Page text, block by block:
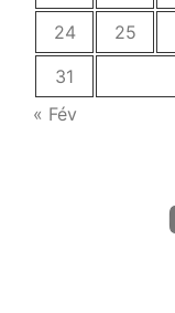
24
25
31
« Fév